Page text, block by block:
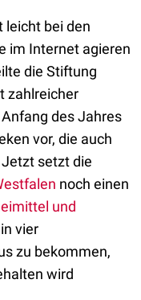
leicht bei den
im Internet agieren
die Stiftung
zahlreicher
des Jahres
vor, die auch
setzt die
noch einen
und
vier
zu bekommen,
wird